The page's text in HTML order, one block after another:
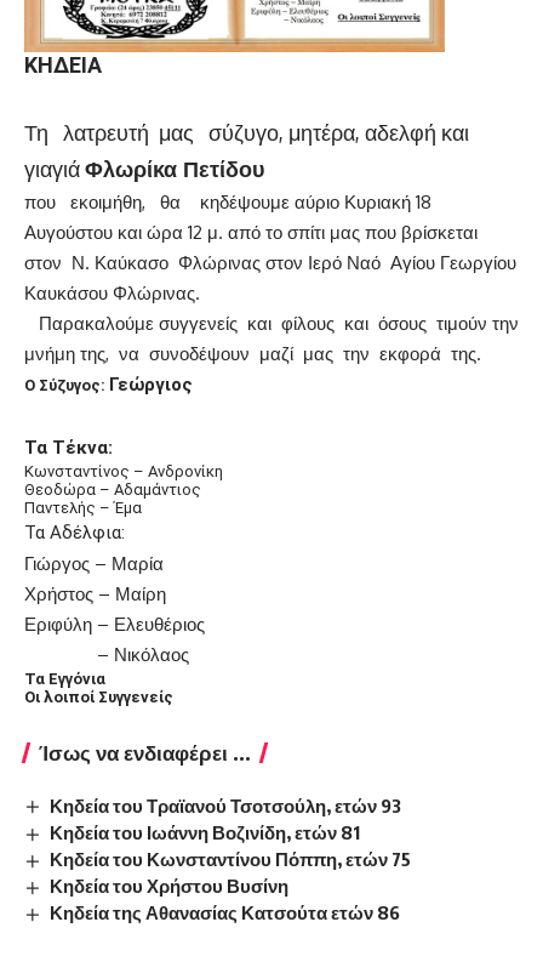
ΚΗΔΕΙΑ
Τη λατρευτή μας σύζυγο, μητέρα, αδελφή και
γιαγιάΦλωρίκα Πετίδου
που εκοιμήθη, θα κηδέψουμε αύριο Κυριακή 18
Αυγούστου και ώρα 12 μ. από το σπίτι μας που βρίσκεται
στον Ν. Καύκασο Φλώρινας στον Ιερό Ναό Αγίου Γεωργίου
Καυκάσου Φλώρινας.
Παρακαλούμε συγγενείς και φίλους και όσους τιμούν την
μνήμη της, να συνοδέψουν μαζί μας την εκφορά της.
Ο Σύζυγος: Γεώργιος
Τα Τέκνα:
Κωνσταντίνος – Ανδρονίκη
Θεοδώρα – Αδαμάντιος
Παντελής – Έμα
Τα Αδέλφια:
Γιώργος – Μαρία
Χρήστος – Μαίρη
Εριφύλη – Ελευθέριος
– Νικόλαος
Τα Εγγόνια
Οι λοιποί Συγγενείς
Ίσως να ενδιαφέρει ...
Κηδεία του Τραϊανού Τσοτσούλη, ετών 93
Κηδεία του Ιωάννη Βοζινίδη, ετών 81
Κηδεία του Κωνσταντίνου Πόππη, ετών 75
Κηδεία του Χρήστου Βυσίνη
Κηδεία της Αθανασίας Κατσούτα ετών 86